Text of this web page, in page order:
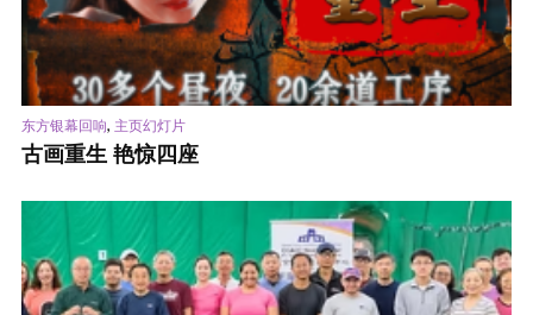
东方银幕回响, 主页幻灯片
古画重生 艳惊四座